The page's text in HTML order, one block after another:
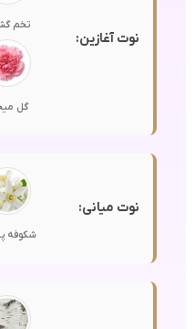
نوت آغازین:
تخم
گل
نوت میانی:
شکوفه